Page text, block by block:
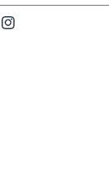
Instagram